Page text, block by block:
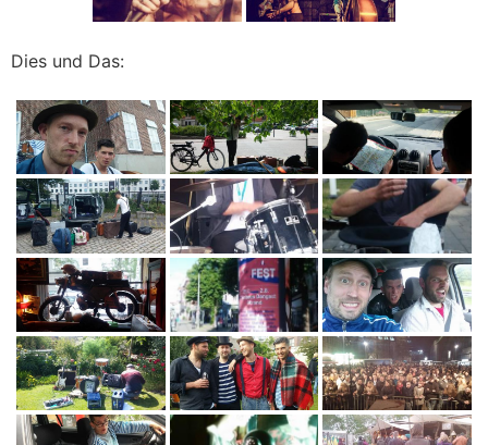
Dies und Das: